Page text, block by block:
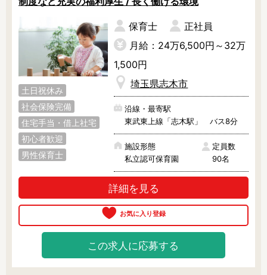
土日祝休み
社会保険完備
住宅手当・借上社宅
初心者歓迎
男性保育士
保育士
正社員
月給：24万6,500円～32万
1,500円
埼玉県志木市
沿線・最寄駅
東武東上線「志木駅」 バス8分
施設形態
私立認可保育園
定員数
90名
詳細を見る
この求人に応募する
白岡市 草加市 秩父市
鶴ヶ島市 所沢市 戸田市
新座市 蓮田市
飯能市 東松山市 日高市
深谷市 富士見市 ふじみ野市
本庄市 三郷市 八潮市
吉川市 蕨市
大里郡
児玉郡 秩父郡
比企郡 南埼玉郡